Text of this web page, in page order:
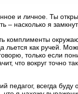
и личное. Ты
– насколько я
комплименты
как ручей.
только если
что вокруг точно
всегда буду